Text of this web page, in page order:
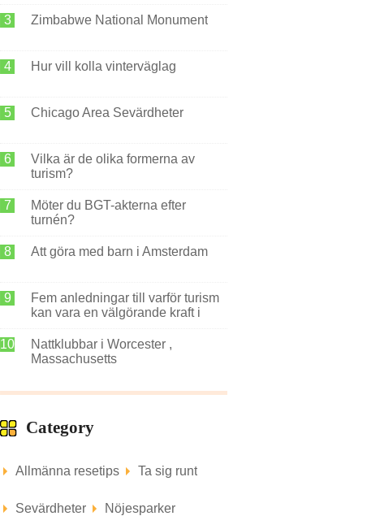
Zimbabwe National Monument
Hur vill kolla vinterväglag
Chicago Area Sevärdheter
Vilka är de olika formerna av
turism?
Möter du BGT-akterna efter
turnén?
Att göra med barn i Amsterdam
Fem anledningar till varför turism
kan vara en välgörande kraft i
Nattklubbar i Worcester ,
Massachusetts
Category
Allmänna resetips Ta sig runt
Sevärdheter Nöjesparker